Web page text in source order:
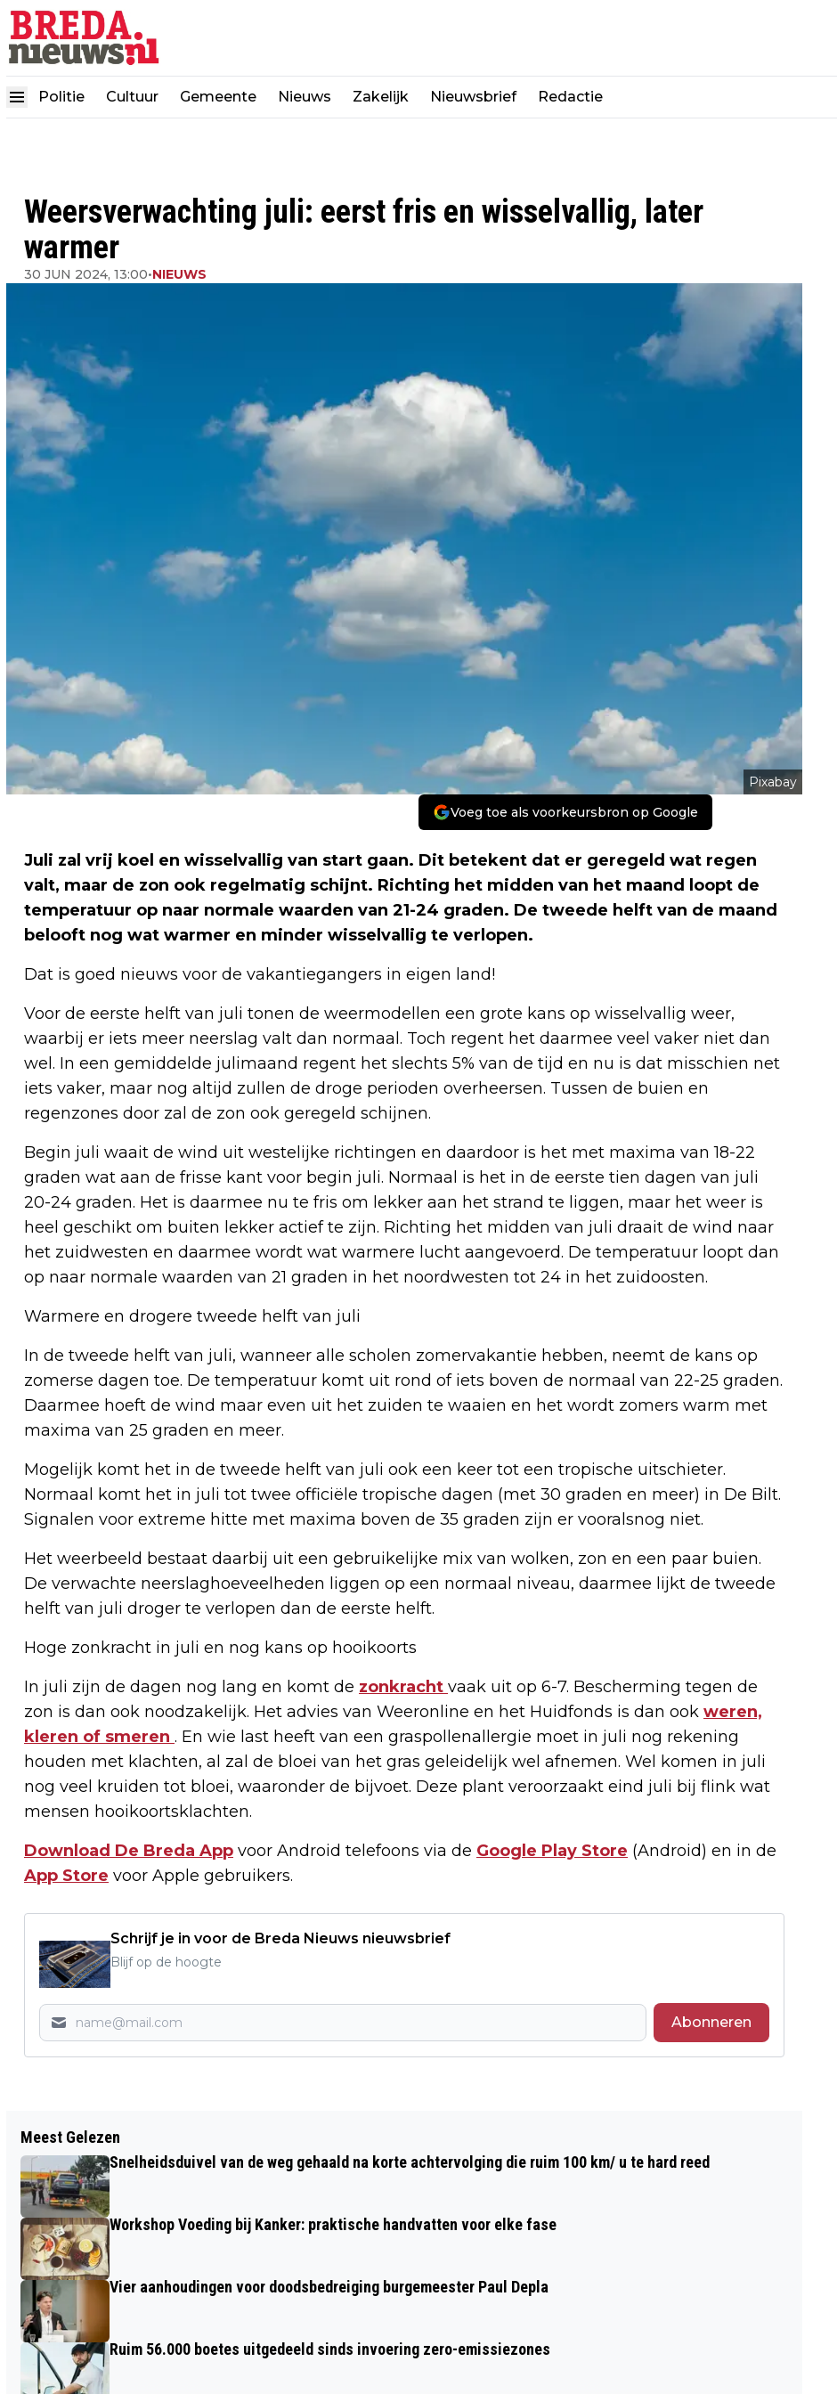
Politie Cultuur Gemeente Nieuws Zakelijk Nieuwsbrief Redactie
Weersverwachting juli: eerst fris en wisselvallig, later
warmer
30 JUN 2024, 13:00•NIEUWS
Pixabay
Voeg toe als voorkeursbron op Google
Juli zal vrij koel en wisselvallig van start gaan. Dit betekent dat er geregeld wat regen
valt, maar de zon ook regelmatig schijnt. Richting het midden van het maand loopt de
temperatuur op naar normale waarden van 21-24 graden. De tweede helft van de maand
belooft nog wat warmer en minder wisselvallig te verlopen.
Dat is goed nieuws voor de vakantiegangers in eigen land!
Voor de eerste helft van juli tonen de weermodellen een grote kans op wisselvallig weer,
waarbij er iets meer neerslag valt dan normaal. Toch regent het daarmee veel vaker niet dan
wel. In een gemiddelde julimaand regent het slechts 5% van de tijd en nu is dat misschien net
iets vaker, maar nog altijd zullen de droge perioden overheersen. Tussen de buien en
regenzones door zal de zon ook geregeld schijnen.
Begin juli waait de wind uit westelijke richtingen en daardoor is het met maxima van 18-22
graden wat aan de frisse kant voor begin juli. Normaal is het in de eerste tien dagen van juli
20-24 graden. Het is daarmee nu te fris om lekker aan het strand te liggen, maar het weer is
heel geschikt om buiten lekker actief te zijn. Richting het midden van juli draait de wind naar
het zuidwesten en daarmee wordt wat warmere lucht aangevoerd. De temperatuur loopt dan
op naar normale waarden van 21 graden in het noordwesten tot 24 in het zuidoosten.
Warmere en drogere tweede helft van juli
In de tweede helft van juli, wanneer alle scholen zomervakantie hebben, neemt de kans op
zomerse dagen toe. De temperatuur komt uit rond of iets boven de normaal van 22-25 graden.
Daarmee hoeft de wind maar even uit het zuiden te waaien en het wordt zomers warm met
maxima van 25 graden en meer.
Mogelijk komt het in de tweede helft van juli ook een keer tot een tropische uitschieter.
Normaal komt het in juli tot twee officiële tropische dagen (met 30 graden en meer) in De Bilt.
Signalen voor extreme hitte met maxima boven de 35 graden zijn er vooralsnog niet.
Het weerbeeld bestaat daarbij uit een gebruikelijke mix van wolken, zon en een paar buien.
De verwachte neerslaghoeveelheden liggen op een normaal niveau, daarmee lijkt de tweede
helft van juli droger te verlopen dan de eerste helft.
Hoge zonkracht in juli en nog kans op hooikoorts
In juli zijn de dagen nog lang en komt de zonkracht vaak uit op 6-7. Bescherming tegen de
zon is dan ook noodzakelijk. Het advies van Weeronline en het Huidfonds is dan ook weren,
kleren of smeren . En wie last heeft van een graspollenallergie moet in juli nog rekening
houden met klachten, al zal de bloei van het gras geleidelijk wel afnemen. Wel komen in juli
nog veel kruiden tot bloei, waaronder de bijvoet. Deze plant veroorzaakt eind juli bij flink wat
mensen hooikoortsklachten.
Download De Breda App voor Android telefoons via de Google Play Store (Android) en in de
App Store voor Apple gebruikers.
Schrijf je in voor de Breda Nieuws nieuwsbrief
Blijf op de hoogte
Abonneren
35 NAC BREDA-FANS LIEPEN
BRANDWONDEN OP BIJ HULDIGING
PORTEMONNEE VANAF 1 JULI
Meest Gelezen
Snelheidsduivel van de weg gehaald na korte achtervolging die ruim 100 km/ u te hard reed
Workshop Voeding bij Kanker: praktische handvatten voor elke fase
Vier aanhoudingen voor doodsbedreiging burgemeester Paul Depla
Ruim 56.000 boetes uitgedeeld sinds invoering zero-emissiezones